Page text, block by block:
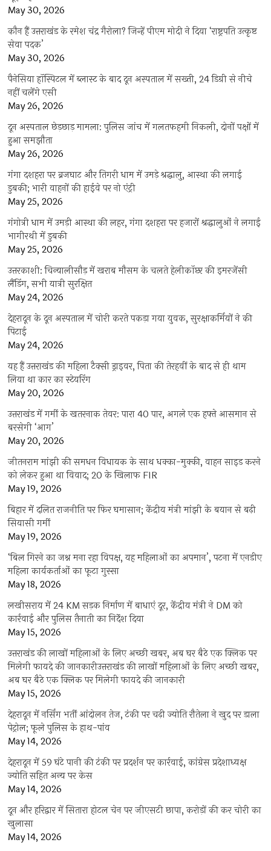
May 30, 2026
कौन हैं उत्तराखंड के रमेश चंद्र गैरोला? जिन्हें पीएम मोदी ने दिया ‘राष्ट्रपति उत्कृष्ट
सेवा पदक’
May 30, 2026
पैनेसिया हॉस्पिटल में ब्लास्ट के बाद दून अस्पताल में सख्ती, 24 डिग्री से नीचे
नहीं चलेंगे एसी
May 26, 2026
दून अस्पताल छेड़छाड़ मामला: पुलिस जांच में गलतफहमी निकली, दोनों पक्षों में
हुआ समझौता
May 26, 2026
गंगा दशहरा पर ब्रजघाट और तिगरी धाम में उमड़े श्रद्धालु, आस्था की लगाई
डुबकी; भारी वाहनों की हाईवे पर नो एंट्री
May 25, 2026
गंगोत्री धाम में उमड़ी आस्था की लहर, गंगा दशहरा पर हजारों श्रद्धालुओं ने लगाई
भागीरथी में डुबकी
May 25, 2026
उत्तरकाशी: चिन्यालीसौड़ में खराब मौसम के चलते हेलीकॉप्टर की इमरजेंसी
लैंडिंग, सभी यात्री सुरक्षित
May 24, 2026
देहरादून के दून अस्पताल में चोरी करते पकड़ा गया युवक, सुरक्षाकर्मियों ने की
पिटाई
May 24, 2026
यह हैं उत्तराखंड की महिला टैक्सी ड्राइवर, पिता की तेरहवीं के बाद से ही थाम
लिया था कार का स्टेयरिंग
May 20, 2026
उत्तराखंड में गर्मी के खतरनाक तेवर: पारा 40 पार, अगले एक हफ्ते आसमान से
बरसेगी ‘आग’
May 20, 2026
जीतनराम मांझी की समधन विधायक के साथ धक्का-मुक्की, वाहन साइड करने
को लेकर हुआ था विवाद; 20 के खिलाफ FIR
May 19, 2026
बिहार में दलित राजनीति पर फिर घमासान; केंद्रीय मंत्री मांझी के बयान से बढ़ी
सियासी गर्मी
May 19, 2026
‘बिल गिरने का जश्न मना रहा विपक्ष, यह महिलाओं का अपमान’, पटना में एनडीए
महिला कार्यकर्ताओं का फूटा गुस्सा
May 18, 2026
लखीसराय में 24 KM सड़क निर्माण में बाधाएं दूर, केंद्रीय मंत्री ने DM को
कार्रवाई और पुलिस तैनाती का निर्देश दिया
May 15, 2026
उत्तराखंड की लाखों महिलाओं के लिए अच्छी खबर, अब घर बैठे एक क्लिक पर
मिलेगी फायदे की जानकारीउत्तराखंड की लाखों महिलाओं के लिए अच्छी खबर,
अब घर बैठे एक क्लिक पर मिलेगी फायदे की जानकारी
May 15, 2026
देहरादून में नर्सिंग भर्ती आंदोलन तेज, टंकी पर चढ़ी ज्योति रौतेला ने खुद पर डाला
पेट्रोल; फूले पुलिस के हाथ-पांव
May 14, 2026
देहरादून में 59 घंटे पानी की टंकी पर प्रदर्शन पर कार्रवाई, कांग्रेस प्रदेशाध्यक्ष
ज्योति सहित अन्य पर केस
May 14, 2026
दून और हरिद्वार में सितारा होटल चेन पर जीएसटी छापा, करोड़ों की कर चोरी का
खुलासा
May 14, 2026